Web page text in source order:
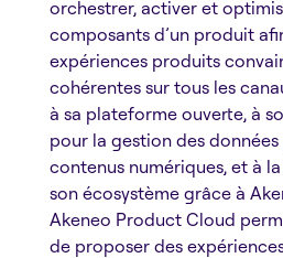
orchestrer, activer et
composants d’un produit
expériences produits
cohérentes sur tous les
à sa plateforme ouverte, à
pour la gestion des
contenus numériques, et à
son écosystème grâce à
Akeneo Product Cloud
de proposer des